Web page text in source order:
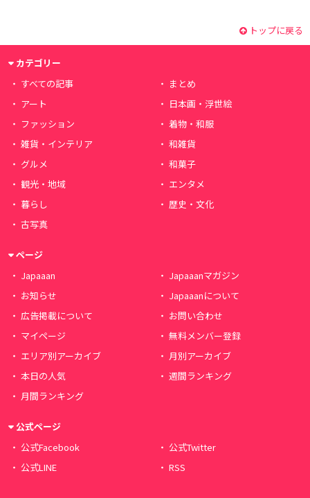
トップに戻る
カテゴリー
すべての記事
まとめ
アート
日本画・浮世絵
ファッション
着物・和服
雑貨・インテリア
和雑貨
グルメ
和菓子
観光・地域
エンタメ
暮らし
歴史・文化
古写真
ページ
Japaaan
Japaaanマガジン
お知らせ
Japaaanについて
広告掲載について
お問い合わせ
マイページ
無料メンバー登録
エリア別アーカイブ
月別アーカイブ
本日の人気
週間ランキング
月間ランキング
公式ページ
公式Facebook
公式Twitter
公式LINE
RSS